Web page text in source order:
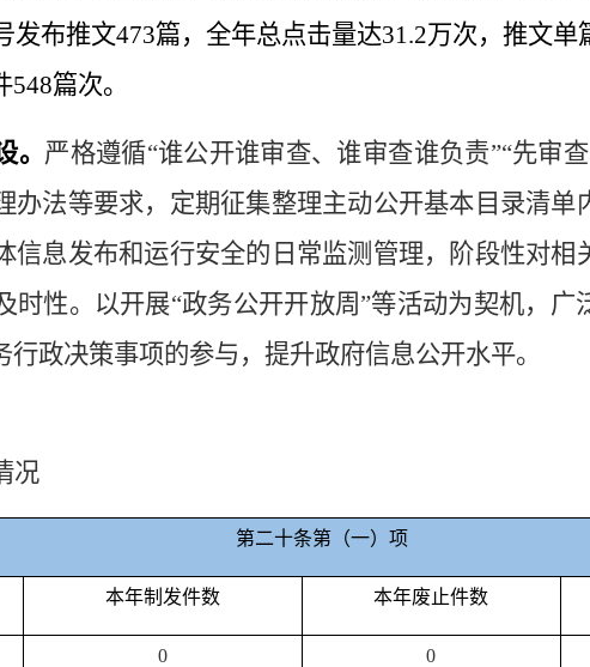
发布推文473篇，全年总点击量达31.2万次，推文
篇次。
。 严格遵循“谁公开谁审查、谁审查谁负责”“先审
办法等要求，定期征集整理主动公开基本目录清单
信息发布和运行安全的日常监测管理，阶段性对
时性。 以开展“政务公开开放周”等活动为契机，广
政决策事项的参与，提升政府信息公开水平。
况
第二十条第（一）项
本年制发件数 本年废止件数
0 0